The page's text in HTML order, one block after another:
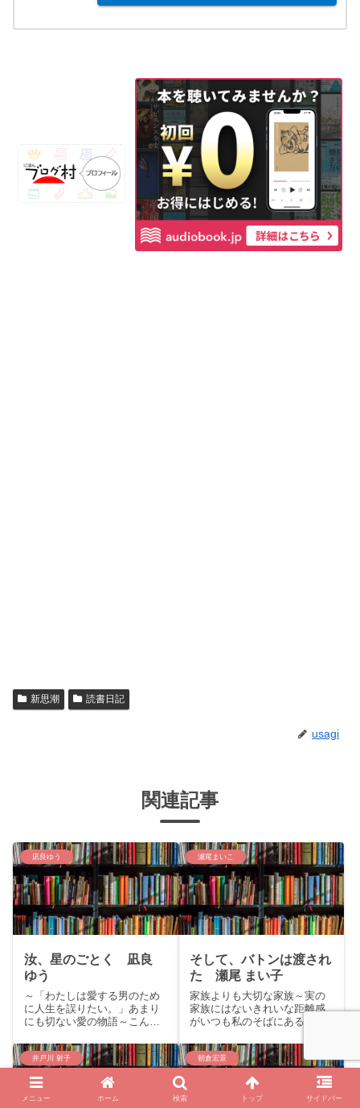
新思潮 読書日記
usagi
関連記事
凪良ゆう
汝、星のごとく 凪良
ゆう
～「わたしは愛する男のため
に人生を誤りたい。」あまり
にも切ない愛の物語～こんに
本屋大賞受賞作家凪良ゆうの
恋愛小説『汝、星のごとく』
風光明媚な瀬戸内の島に育っ
た高校生の暁海と、自由奔
瀬尾まいこ
そして、バトンは渡され
た 瀬尾 まい子
家族よりも大切な家族～実の
家族にはないきれいな距離感
がいつも私のそばにある～こ
回は、瀬尾まい子の本屋大賞
受賞作「そして、バトンは渡
す。story幼い頃に母親を亡く
し、父とも海外赴任を機に別
井戸川 射子 朝倉宏景
メニュー ホーム 検索 トップ サイドバー